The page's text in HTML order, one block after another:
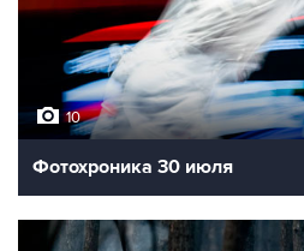
10
Фотохроника 30 июля